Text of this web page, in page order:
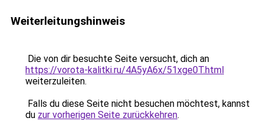
Weiterleitungshinweis
Die von dir besuchte Seite versucht, dich an
https://vorota-kalitki.ru/4A5yA6x/51xge0T.html
weiterzuleiten.
Falls du diese Seite nicht besuchen möchtest, kannst
du zur vorherigen Seite zurückkehren.